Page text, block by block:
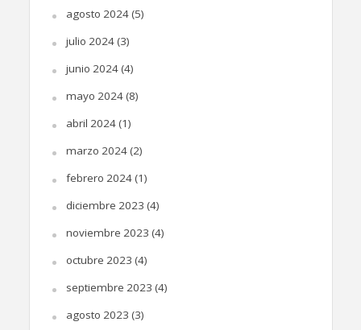
agosto 2024(5)
julio 2024(3)
junio 2024(4)
mayo 2024(8)
abril 2024(1)
marzo 2024(2)
febrero 2024(1)
diciembre 2023 (4)
noviembre 2023 (4)
octubre 2023 (4)
septiembre 2023 (4)
agosto 2023 (3)